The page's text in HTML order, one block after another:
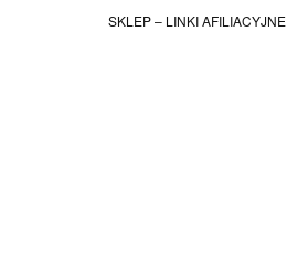
SKLEP – LINKI AFILIACYJNE